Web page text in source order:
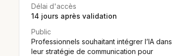
Délai d'accès
14 jours après validation
Public
Professionnels souhaitant intégrer l’IA dans
leur stratégie de communication pour